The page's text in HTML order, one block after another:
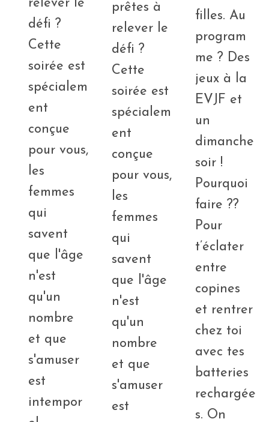
relever le
défi ?
Cette
soirée est
spécialem
ent
conçue
pour vous,
les
femmes
qui
savent
que l'âge
n'est
qu'un
nombre
et que
s'amuser
est
intempor
prêtes à
relever le
défi ?
Cette
soirée est
spécialem
ent
conçue
pour vous,
les
femmes
qui
savent
que l'âge
n'est
qu'un
nombre
et que
s'amuser
est
filles. Au
program
me ? Des
jeux à la
EVJF et
un
dimanche
soir !
Pourquoi
faire ??
Pour
t’éclater
entre
copines
et rentrer
chez toi
avec tes
batteries
rechargée
s. On